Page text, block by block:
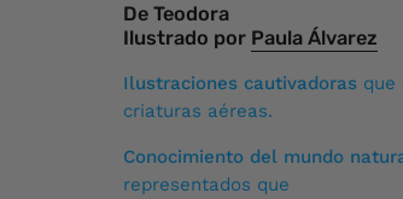
MUT-2available
Avenida Apoquindo 2730 piso-1
Zapallar-1available
De Teodora
Ilustrado por Paula Álvarez
Ilustraciones cautivadoras que
criaturas aéreas.
Conocimiento del mundo
representados que